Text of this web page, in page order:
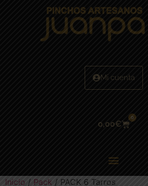
Mi cuenta
0,00€
0
Inicio / Pack / PACK 6 Tarros